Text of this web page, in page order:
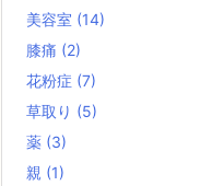
美容室 (14)
膝痛 (2)
花粉症 (7)
草取り (5)
薬 (3)
親 (1)